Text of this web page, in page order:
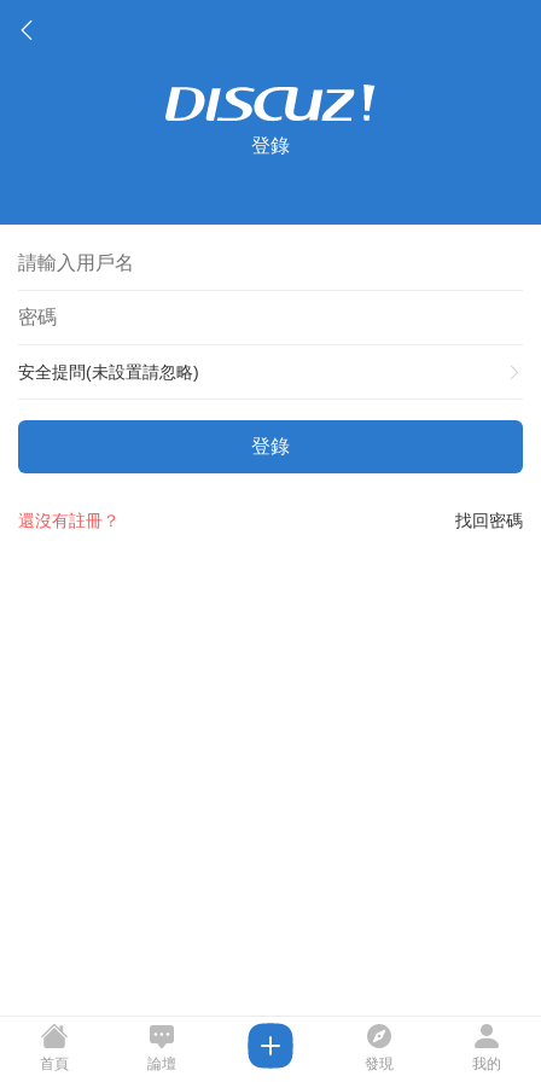
登錄
安全提問(未設置請忽略)
登錄
找回密碼
還沒有註冊？
首頁 論壇 發現 我的